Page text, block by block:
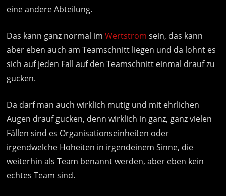
eine andere Abteilung.
Das kann ganz normal imWertstrom sein, das kann
aber eben auch am Teamschnitt liegen und da lohnt es
sich auf jeden Fall auf den Teamschnitt einmal drauf zu
gucken.
Da darf man auch wirklich mutig und mit ehrlichen
Augen drauf gucken, denn wirklich in ganz, ganz vielen
Fällen sind es Organisationseinheiten oder
irgendwelche Hoheiten in irgendeinem Sinne, die
weiterhin als Team benannt werden, aber eben kein
echtes Team sind.